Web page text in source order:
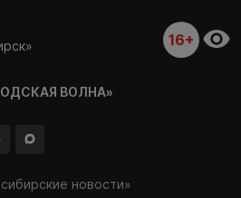
16+
ВОЛНА»
новости»